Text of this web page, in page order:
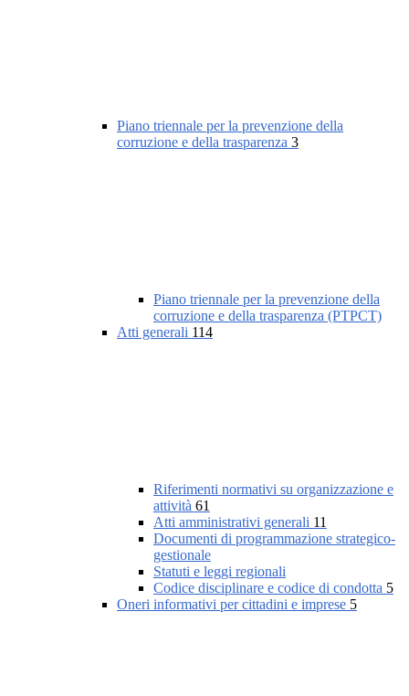
Piano triennale per la prevenzione della
corruzione e della trasparenza 3
Piano triennale per la prevenzione della
corruzione e della trasparenza (PTPCT)
Atti generali 114
Riferimenti normativi su organizzazione e
attività 61
Atti amministrativi generali 11
Documenti di programmazione strategico-
gestionale
Statuti e leggi regionali
Codice disciplinare e codice di condotta 5
Oneri informativi per cittadini e imprese 5